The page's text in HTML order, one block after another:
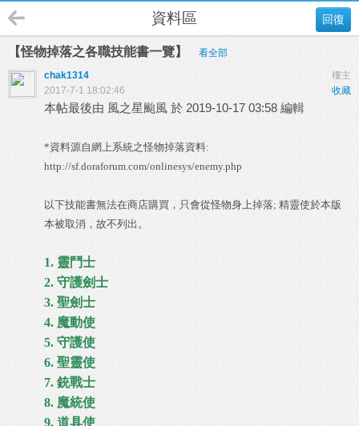
回復
資料區
【怪物掉落之各職技能書一覽】
看全部
樓主
chak1314
收藏
2017-7-1 18:02:46
本帖最後由 風之星颱風 於 2019-10-17 03:58 編輯
*資料源自網上系統之怪物掉落資料:
http://sf.doraforum.com/onlinesys/enemy.php
以下技能書無法在商店購買，只會從怪物身上掉落; 精靈使於本版
本被取消，故不列出。
1. 靈鬥士
2. 守護劍士
3. 聖劍士
4. 魔動使
5. 守護使
6. 聖靈使
7. 銃戰士
8. 魔統使
9. 道具使